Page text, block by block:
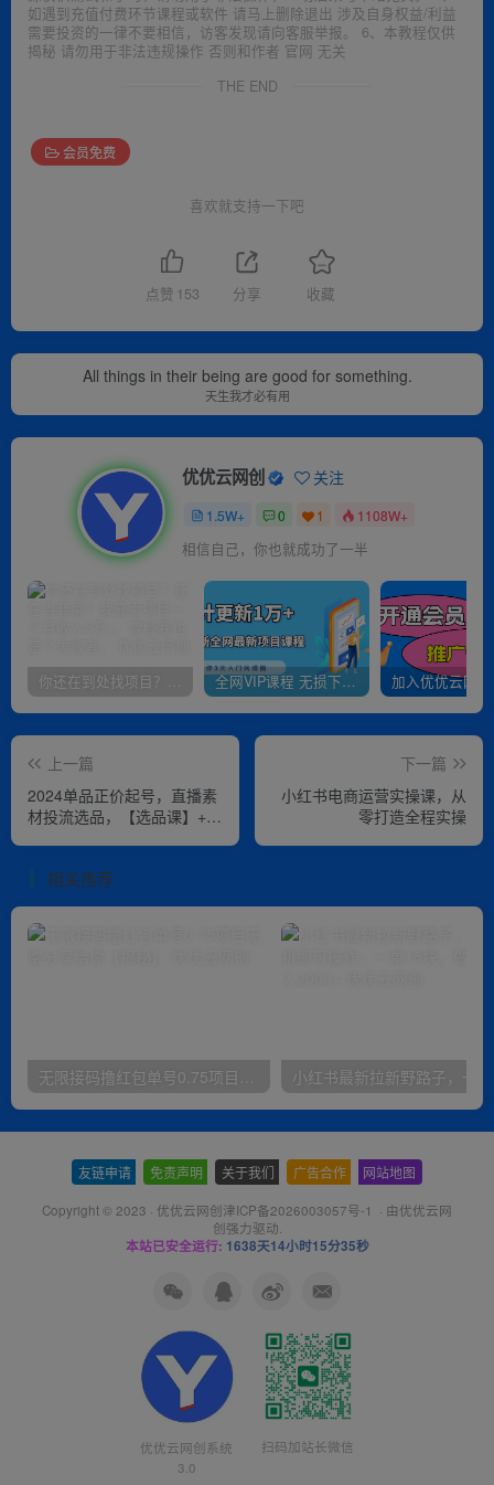
如遇到充值付费环节课程或软件 请马上删除退出 涉及自身权益/利益
需要投资的一律不要相信，访客发现请向客服举报。 6、本教程仅供
揭秘 请勿用于非法违规操作 否则和作者 官网 无关
THE END
会员免费
喜欢就支持一下吧
点赞 153 分享 收藏
All things in their being are good for something.
天生我才必有用
优优云网创 关注
1.5W+ 0 1 1108W+
相信自己，你也就成功了一半
你还在到处找项目？还在当韭菜？我靠卖项目一个月收入5万+，曾经我也是个失败者。 全网VIP课程 无损下载~
上一篇
2024单品正价起号，直播素
材投流选品，【选品课】+
下一篇
小红书电商运营实操课，​从
零打造全程实操
相关推荐
无限接码撸红包单号0.75项目无偿分享给你【揭秘】
友链申请 免责声明 关于我们 广告合作 网站地图
Copyright © 2023 · 优优云网创津ICP备2026003057号-1 · 由优优云网
创强力驱动.
本站已安全运行: 1638天14小时15分36秒
优优云网创系统
3.0
扫码加站长微信